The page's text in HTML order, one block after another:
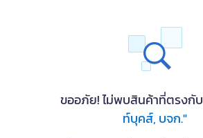
ขออภัย! ไม่พบสินค้าที่ตรงกับ
ท์บุคส์, บจก."